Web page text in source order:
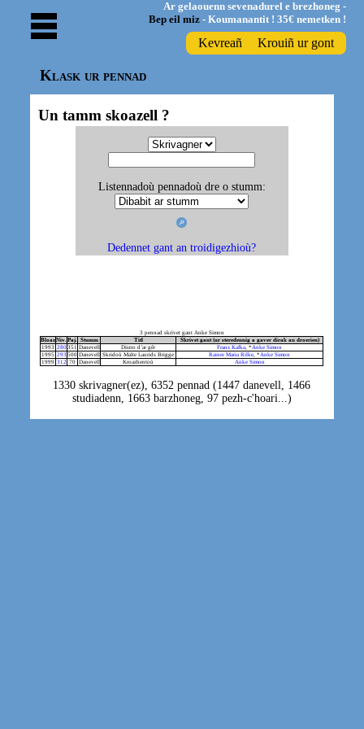
Ar gelaouenn sevenadurel e brezhoneg -
Bep eil miz- Koumanantit ! 35€ nemetken !
Kevreañ Krouiñ ur gont
Klask ur pennad
Un tamm skoazell ?
Listennadoù pennadoù dre o stumm:
Dedennet gant an troidigezhioù?
3 pennad skrivet gant Anke Simon
BloazNiv. Paj. Stumm Titl
Skrivet gant (ur steredennig a gaver dirak an droerien)
1993 280351 Danevell Distro d’ar gêr Franz Kafka , * Anke Simon
1995 293500 Danevell Skridoù Malte Laurids Brigge Rainer Maria Rilke , * Anke Simon
1999 312 70 Danevell Kroazhentoù Anke Simon
1330 skrivagner(ez), 6352 pennad (1447 danevell, 1466
studiadenn, 1663 barzhoneg, 97 pezh-c'hoari...)